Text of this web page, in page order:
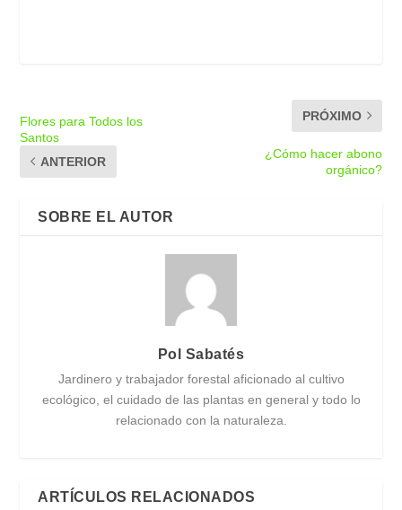
Flores para Todos los
Santos
ANTERIOR
PRÓXIMO
¿Cómo hacer abono
orgánico?
SOBRE EL AUTOR
Pol Sabatés
Jardinero y trabajador forestal aficionado al cultivo
ecológico, el cuidado de las plantas en general y todo lo
relacionado con la naturaleza.
ARTÍCULOS RELACIONADOS